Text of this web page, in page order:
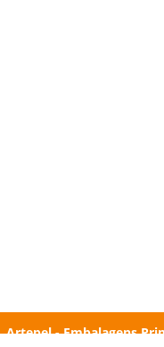
Artepel - Embalagens